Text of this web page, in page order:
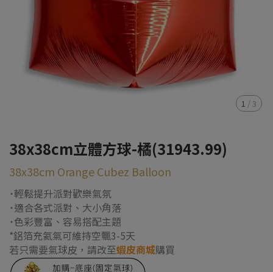
1 / 3
38x38cm立體方球-橘(31943.99)
38x38cm Orange Cubez Balloon
˙輕鬆提升派對歡樂氣氛
˙適合各式派對、大小角落
˙色彩豐富、容易搭配主題
*鋁箔充氦氣可維持空飄3-5天
若只需要氣球皮，請改至蝦皮商城購買